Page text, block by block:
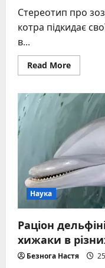
Стереотип про
котра підкидає
в...
Read MoreRead
more
зозулі
стратегія
Наука
Раціон
хижаки в
Безнога Настя